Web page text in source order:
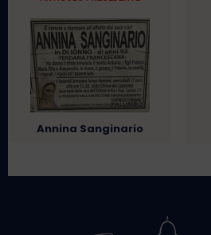
Annina Sanginario